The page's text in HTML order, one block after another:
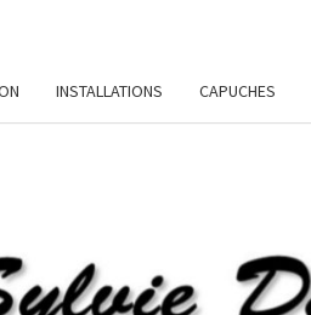
INSTALLATIONS CAPUCHES